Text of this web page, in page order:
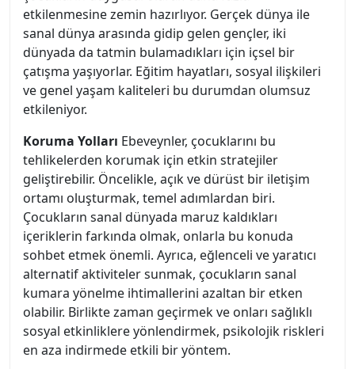
etkilenmesine zemin hazırlıyor. Gerçek dünya ile
sanal dünya arasında gidip gelen gençler, iki
dünyada da tatmin bulamadıkları için içsel bir
çatışma yaşıyorlar. Eğitim hayatları, sosyal ilişkileri
ve genel yaşam kaliteleri bu durumdan olumsuz
etkileniyor.
Koruma Yolları Ebeveynler, çocuklarını bu
tehlikelerden korumak için etkin stratejiler
geliştirebilir. Öncelikle, açık ve dürüst bir iletişim
ortamı oluşturmak, temel adımlardan biri.
Çocukların sanal dünyada maruz kaldıkları
içeriklerin farkında olmak, onlarla bu konuda
sohbet etmek önemli. Ayrıca, eğlenceli ve yaratıcı
alternatif aktiviteler sunmak, çocukların sanal
kumara yönelme ihtimallerini azaltan bir etken
olabilir. Birlikte zaman geçirmek ve onları sağlıklı
sosyal etkinliklere yönlendirmek, psikolojik riskleri
en aza indirmede etkili bir yöntem.